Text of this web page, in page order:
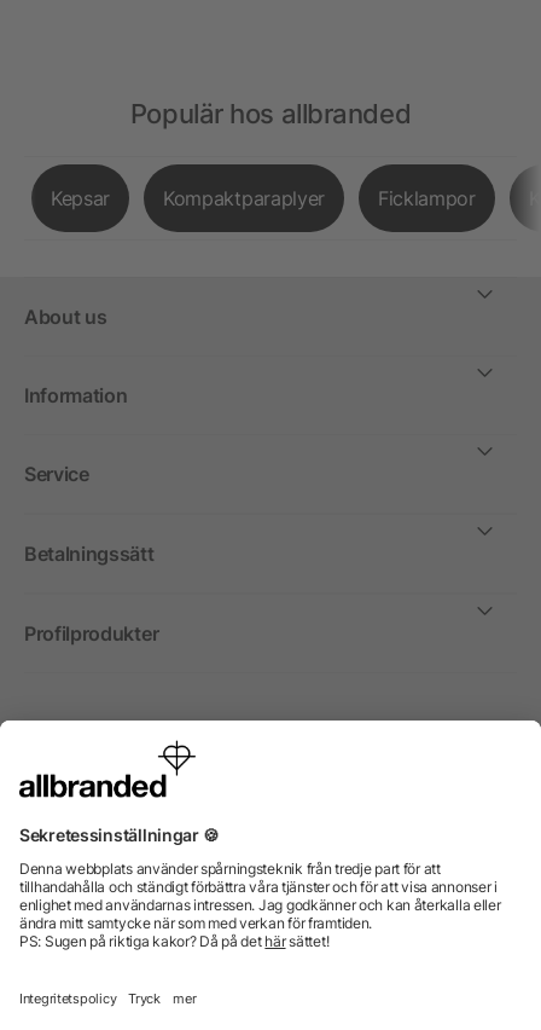
Populär hos allbranded
Kepsar Kompaktparaplyer Ficklampor
About us
Information
Service
Betalningssätt
Profilprodukter
Internationellt
enbart till företag, institutioner, föreningar och